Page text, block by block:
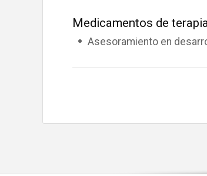
Medicamentos de
Asesoramiento en